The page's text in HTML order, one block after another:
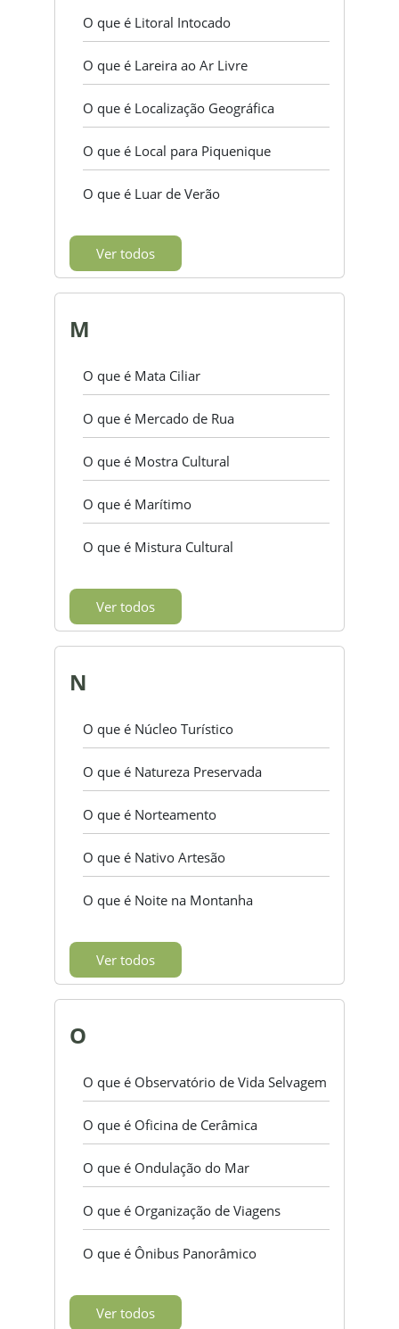
O que é Litoral Intocado
O que é Lareira ao Ar Livre
O que é Localização Geográfica
O que é Local para Piquenique
O que é Luar de Verão
Ver todos
M
O que é Mata Ciliar
O que é Mercado de Rua
O que é Mostra Cultural
O que é Marítimo
O que é Mistura Cultural
Ver todos
N
O que é Núcleo Turístico
O que é Natureza Preservada
O que é Norteamento
O que é Nativo Artesão
O que é Noite na Montanha
Ver todos
O
O que é Observatório de Vida Selvagem
O que é Oficina de Cerâmica
O que é Ondulação do Mar
O que é Organização de Viagens
O que é Ônibus Panorâmico
Ver todos